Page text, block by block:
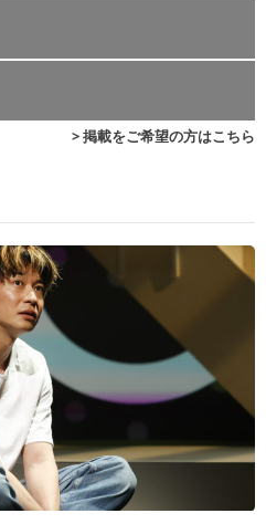
> 掲載をご希望の方はこちら